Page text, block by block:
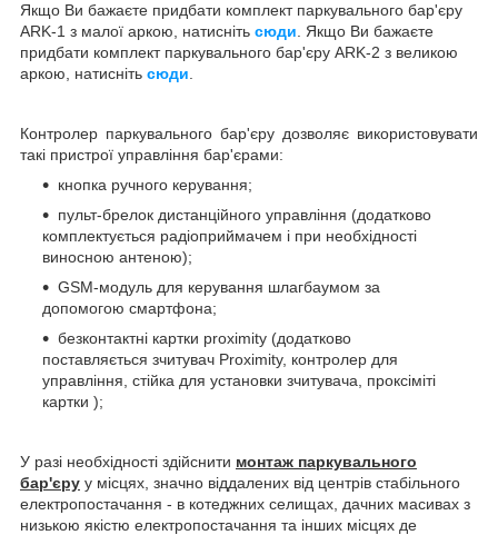
Якщо Ви бажаєте придбати комплект паркувального бар'єру
ARK-1 з малої аркою, натисніть сюди . Якщо Ви бажаєте
придбати комплект паркувального бар'єру ARK-2 з великою
аркою, натисніть сюди
Контролер паркувального бар'єру дозволяє використовувати
такі пристрої управління бар'єрами:
кнопка ручного керування;
пульт-брелок дистанційного управління (додатково
комплектується радіоприймачем і при необхідності
виносною антеною);
GSM-модуль для керування шлагбаумом за
допомогою смартфона;
безконтактні картки proximity (додатково
поставляється зчитувач Proximity, контролер для
управління, стійка для установки зчитувача, проксіміті
картки );
У разі необхідності здійснити монтаж паркувального
бар'єру у місцях, значно віддалених від центрів стабільного
електропостачання - в котеджних селищах, дачних масивах з
низькою якістю електропостачання та інших місцях де